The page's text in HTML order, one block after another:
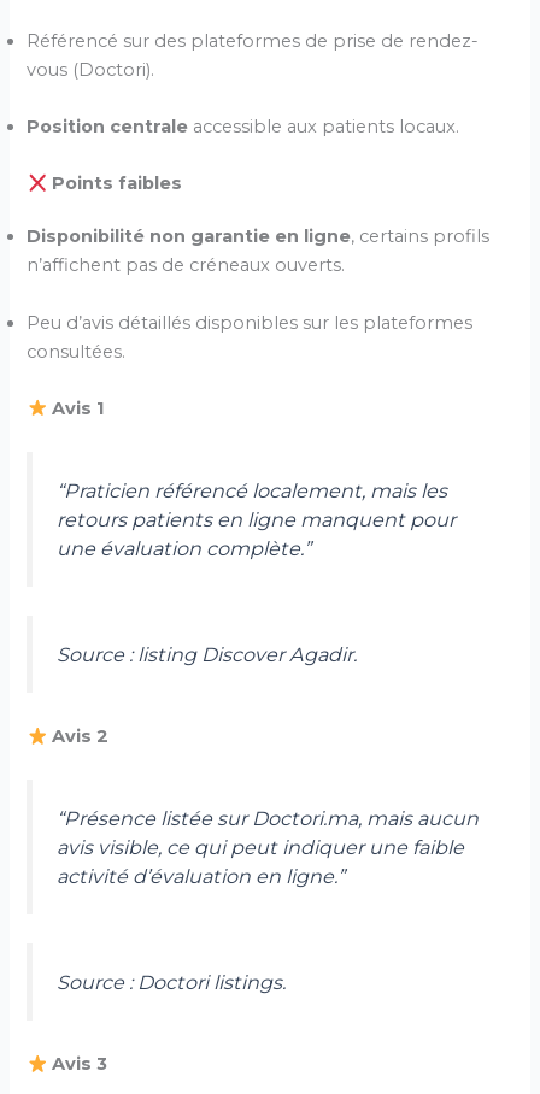
Référencé sur des plateformes de prise de rendez-
vous (Doctori).
Position centrale accessible aux patients locaux.
Points faibles
Disponibilité non garantie en ligne, certains profils
n’affichent pas de créneaux ouverts.
Peu d’avis détaillés disponibles sur les plateformes
consultées.
Avis 1
“Praticien référencé localement, mais les
retours patients en ligne manquent pour
une évaluation complète.”
Source : listing Discover Agadir.
Avis 2
“Présence listée sur Doctori.ma, mais aucun
avis visible, ce qui peut indiquer une faible
activité d’évaluation en ligne.”
Source : Doctori listings.
Avis 3